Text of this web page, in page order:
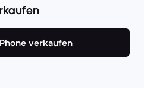
verkaufen